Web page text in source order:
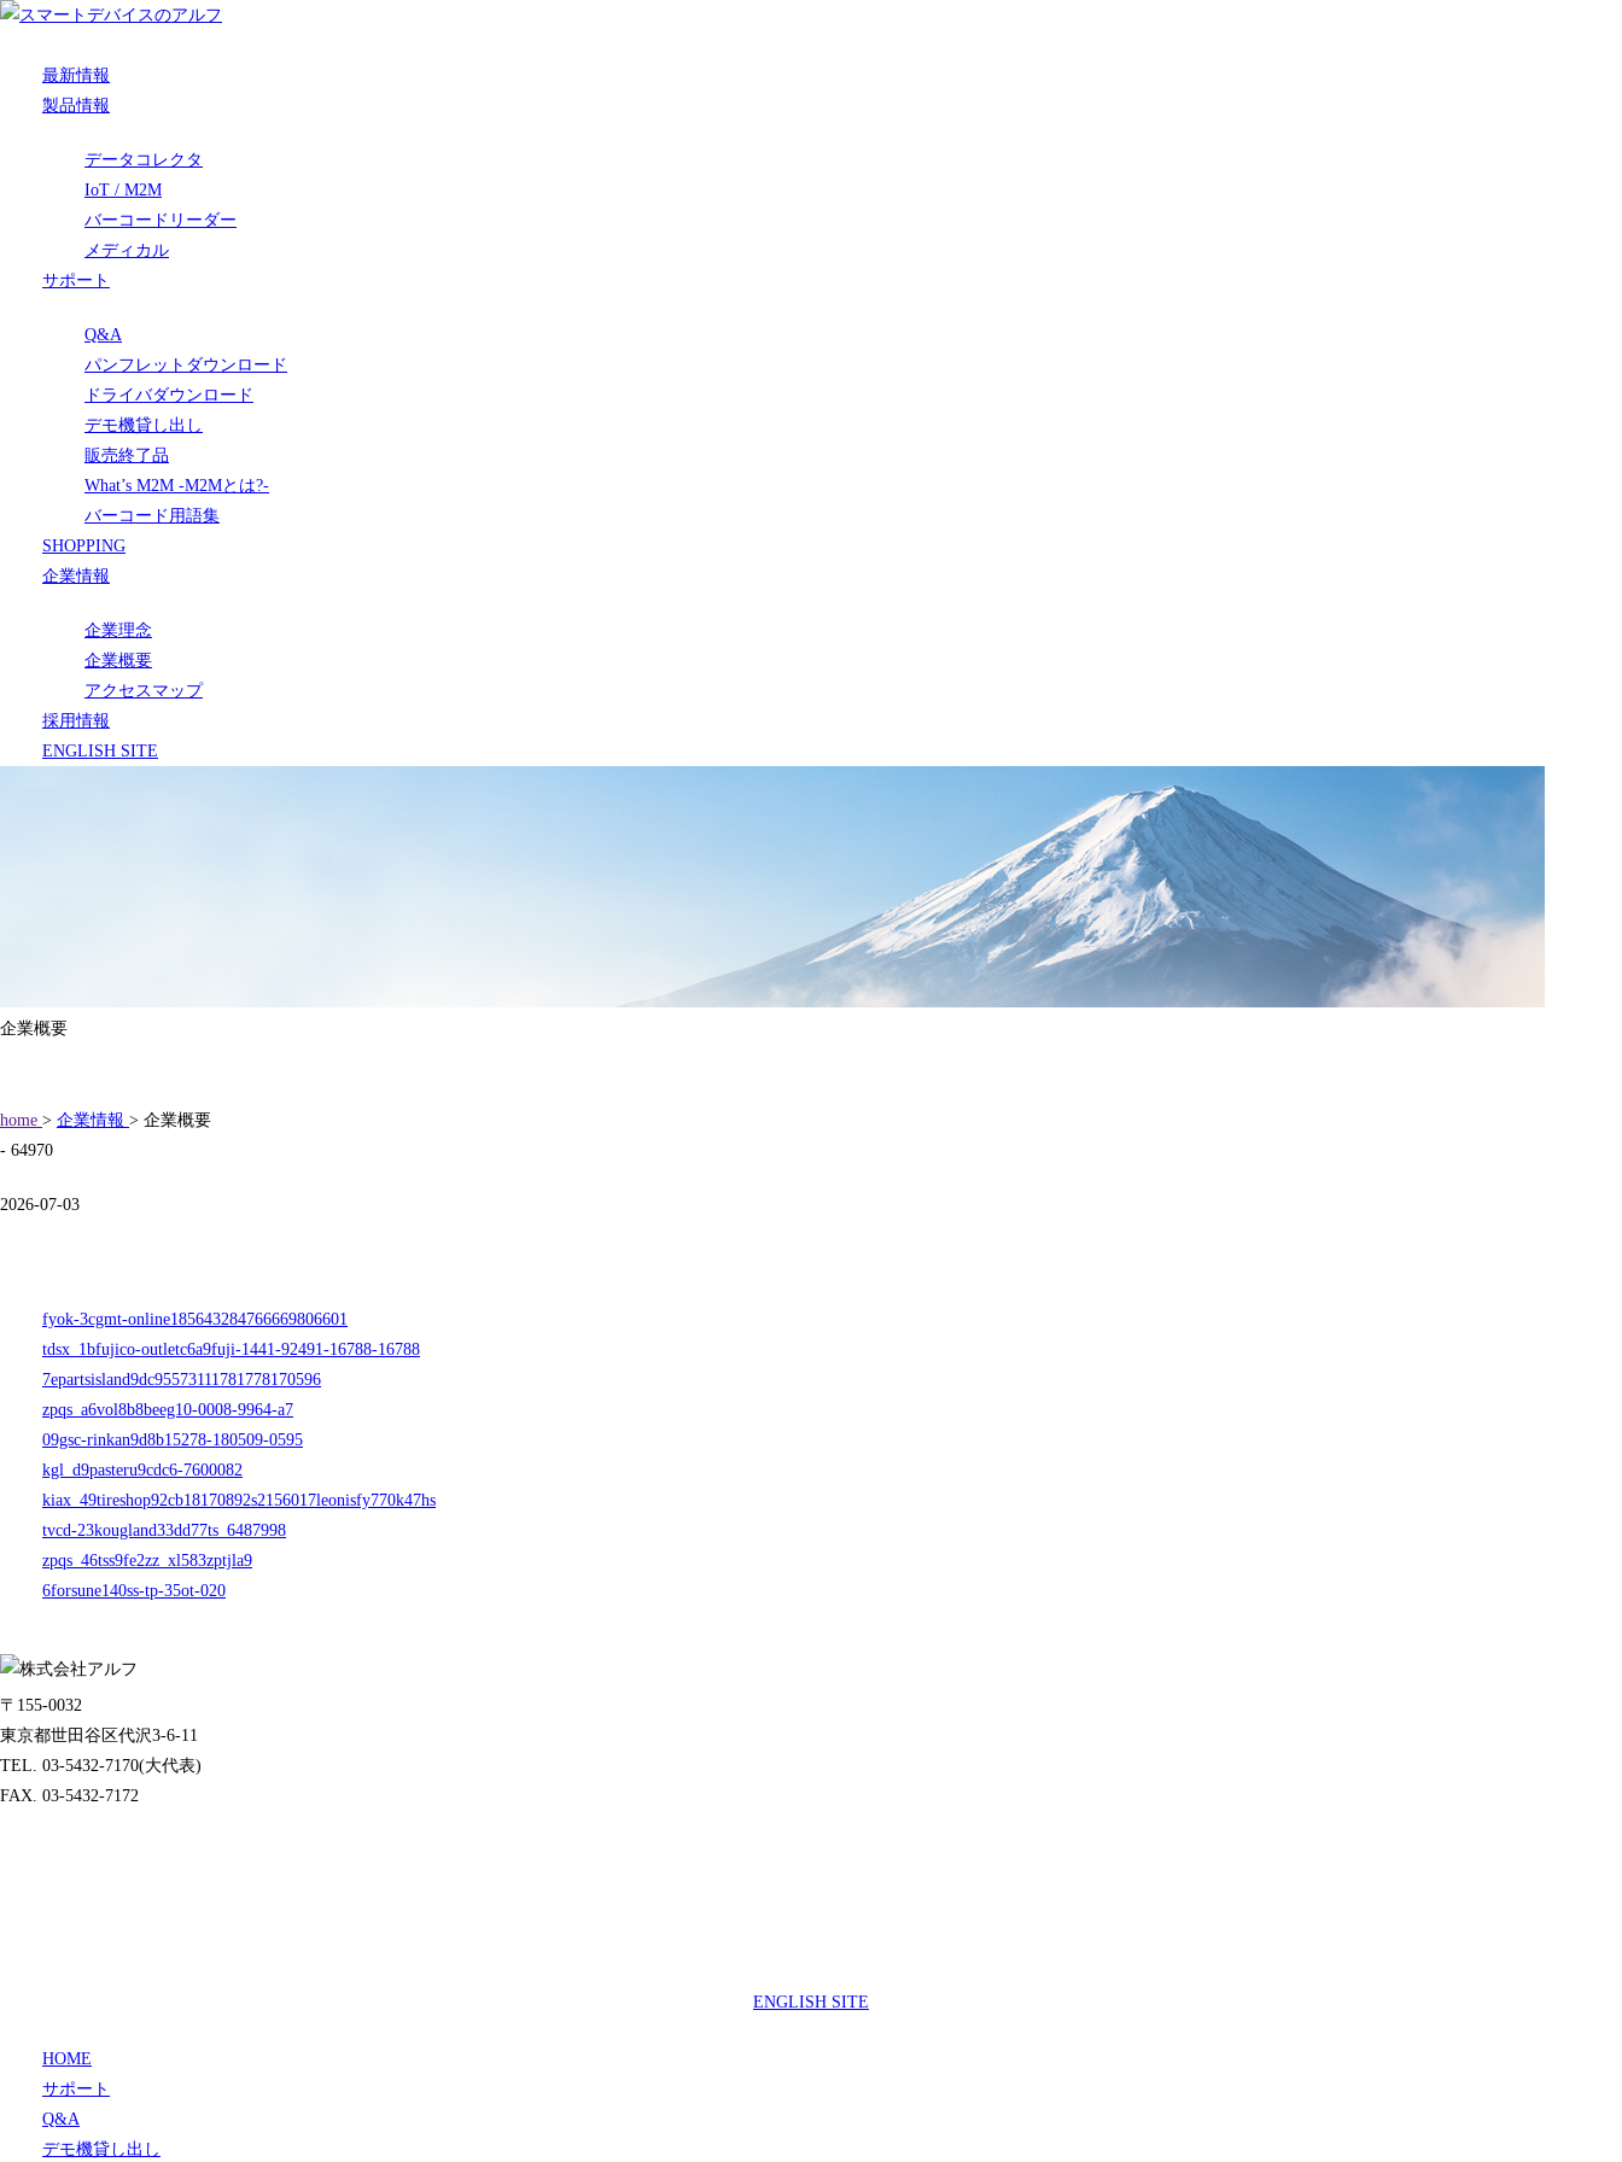
最新情報
製品情報
データコレクタ
IoT / M2M
バーコードリーダー
メディカル
サポート
Q&A
パンフレットダウンロード
ドライバダウンロード
デモ機貸し出し
販売終了品
What’s M2M -M2Mとは?-
バーコード用語集
SHOPPING
企業情報
企業理念
企業概要
アクセスマップ
採用情報
ENGLISH SITE
企業概要
home > 企業情報 > 企業概要
- 64970
2026-07-03
fyok-3cgmt-online185643284766669806601
tdsx_1bfujico-outletc6a9fuji-1441-92491-16788-16788
7epartsisland9dc95573111781778170596
zpqs_a6vol8b8beeg10-0008-9964-a7
09gsc-rinkan9d8b15278-180509-0595
kgl_d9pasteru9cdc6-7600082
kiax_49tireshop92cb18170892s2156017leonisfy770k47hs
tvcd-23kougland33dd77ts_6487998
zpqs_46tss9fe2zz_xl583zptjla9
6forsune140ss-tp-35ot-020
〒155-0032
東京都世田谷区代沢3-6-11
TEL. 03-5432-7170(大代表)
FAX. 03-5432-7172
ENGLISH SITE
HOME
サポート
Q&A
デモ機貸し出し